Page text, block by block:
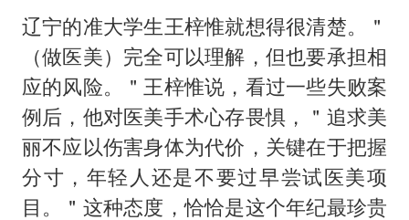
辽宁的准大学生王梓惟就想得很清楚。＂
（做医美）完全可以理解，但也要承担相
应的风险。＂王梓惟说，看过一些失败案
例后，他对医美手术心存畏惧，＂追求美
丽不应以伤害身体为代价，关键在于把握
分寸，年轻人还是不要过早尝试医美项
目。＂这种态度，恰恰是这个年纪最珍贵